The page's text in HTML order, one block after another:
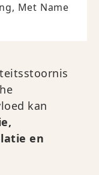
Met Name
kan
en